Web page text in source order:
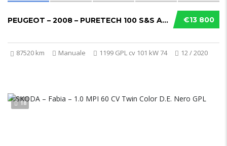
€13 800
PEUGEOT – 2008 – PURETECH 100 S&S ALLURE PACK GPL
87520 km Manuale 1199 GPL cv 101 kW 74 12 / 2020
18